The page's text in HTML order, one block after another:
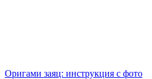
Оригами заяц: инструкция с фото